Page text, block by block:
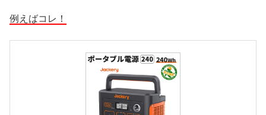
例えばコレ！